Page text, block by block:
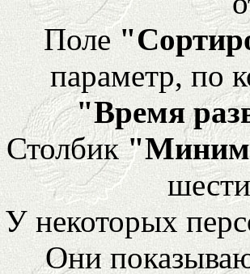
Поле
параметр, по
"Время
Столбик
У некоторых
Они